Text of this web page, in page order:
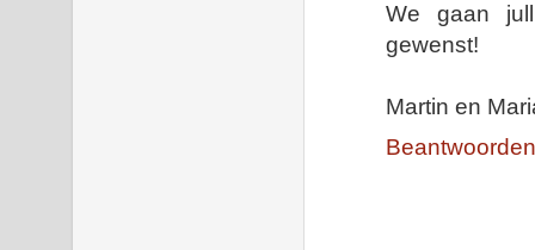
We gaan
gewenst!
Martin en
Beantwoorden